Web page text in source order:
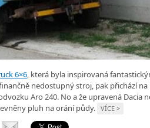
6×6 , která byla inspirovaná
nedostupný stroj, pak přichází
Aro 240. No a že upravená Dacia
pluh na orání půdy. VÍCE >